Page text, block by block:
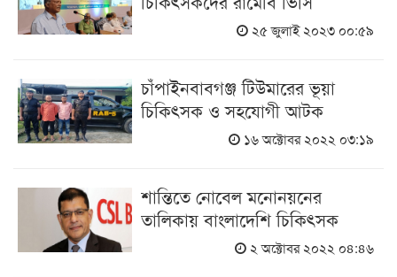
২৫ জুলাই ২০২৩ ০০:৫৯
চাঁপাইনবাবগঞ্জ টিউমারের ভূয়া
চিকিৎসক ও সহযোগী আটক
১৬ অক্টোবর ২০২২ ০৩:১৯
শান্তিতে নোবেল মনোনয়নের
তালিকায় বাংলাদেশি চিকিৎসক
২ অক্টোবর ২০২২ ০৪:৪৬